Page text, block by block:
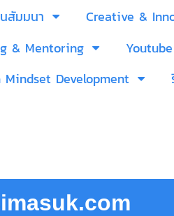
สัมมนา
Creative &
& Mentoring
Mindset Development